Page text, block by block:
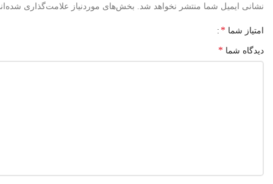
نشانی ایمیل شما منتشر نخواهد شد. بخش‌های موردنیاز علامت‌گذاری
امتیاز شما *
دیدگاه شما *